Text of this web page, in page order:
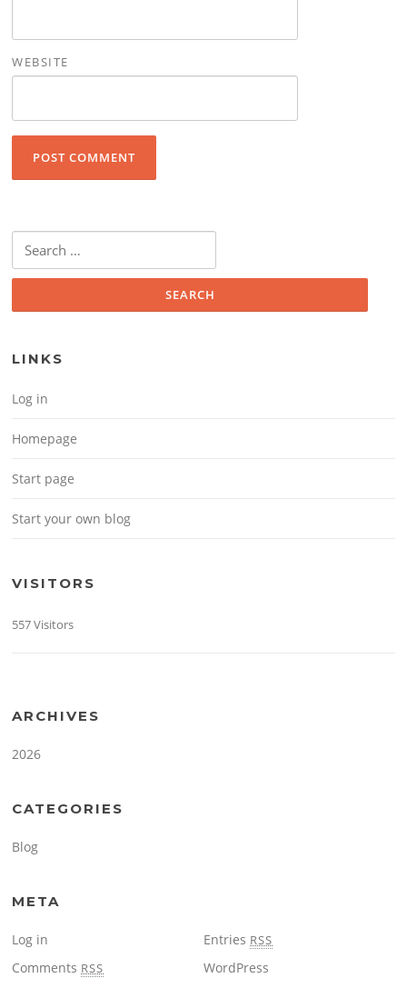
WEBSITE
Search for:
LINKS
Log in
Homepage
Start page
Start your own blog
VISITORS
557 Visitors
ARCHIVES
2026
CATEGORIES
Blog
META
Log in Entries RSS
Comments RSS WordPress